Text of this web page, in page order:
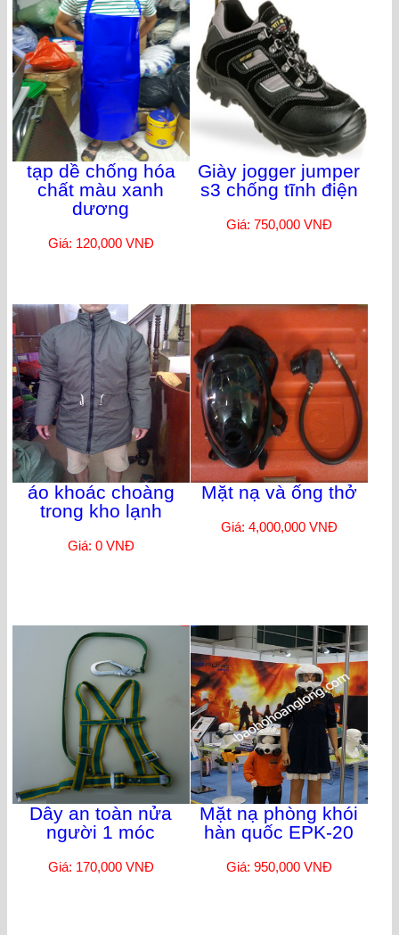
tạp dề chống hóa
chất màu xanh
dương
Giá: 120,000 VNĐ
Giày jogger jumper
s3 chống tĩnh điện
Giá: 750,000 VNĐ
áo khoác choàng
trong kho lạnh
Giá: 0 VNĐ
Mặt nạ và ống thở
Giá: 4,000,000 VNĐ
Dây an toàn nửa
người 1 móc
Giá: 170,000 VNĐ
Mặt nạ phòng khói
hàn quốc EPK-20
Giá: 950,000 VNĐ